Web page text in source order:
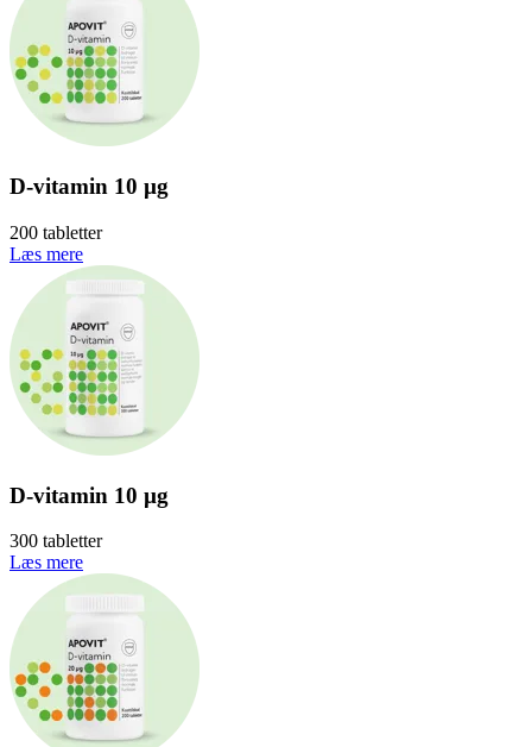
D-vitamin 10 µg
200 tabletter
Læs mere
D-vitamin 10 µg
300 tabletter
Læs mere